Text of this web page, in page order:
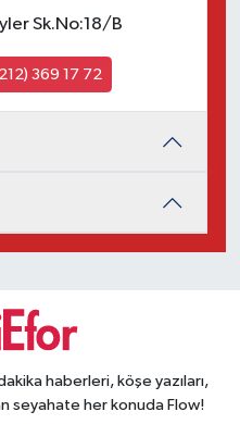
Sk.No:18/B
369 17 72
haberleri, köşe yazıları,
seyahate her konuda Flow!